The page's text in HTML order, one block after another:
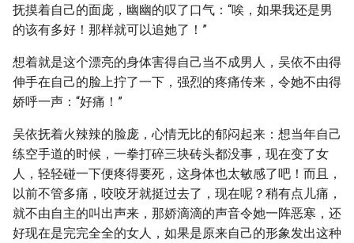
抚摸着自己的面庞，幽幽的叹了口气：“唉，如果我还是男
的该有多好！那样就可以追她了！”
想着就是这个漂亮的身体害得自己当不成男人，吴依不由得
伸手在自己的脸上拧了一下，强烈的疼痛传来，令她不由得
娇呼一声：“好痛！”
吴依抚着火辣辣的脸庞，心情无比的郁闷起来：想当年自己
练空手道的时候，一拳打碎三块砖头都没事，现在变了女
人，轻轻碰一下便疼得要死，这身体也太敏感了吧！而且，
以前不管多痛，咬咬牙就挺过去了，现在呢？稍有点儿痛，
就不由自主的叫出声来，那娇滴滴的声音令她一阵恶寒，还
好现在是完完全全的女人，如果是原来自己的形象发出这种